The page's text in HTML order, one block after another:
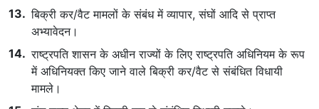
बिक्री कर/वैट मामलों के संबंध में व्यापार, संघों आदि से प्राप्त
अभ्यावेदन।
राष्ट्रपति शासन के अधीन राज्यों के लिए राष्ट्रपति अधिनियम के रूप
में अधिनियक्त किए जाने वाले बिक्री कर/वैट से संबंधित विधायी
मामले।